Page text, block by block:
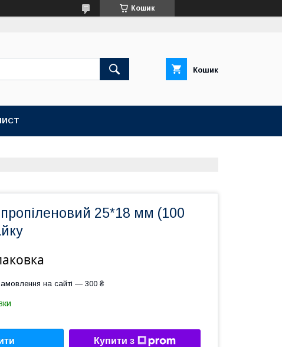
Кошик
Кошик
25*18 мм (100
на сайті — 300 ₴
Купити з